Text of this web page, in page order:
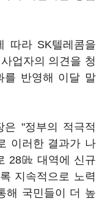
따라 SK텔레콤을
업자의 의견을 청
를 반영해 이달 말
은 "정부의 적극적
이러한 결과가 나
28㎓ 대역에 신규
지속적으로 노력
해 국민들이 더 높